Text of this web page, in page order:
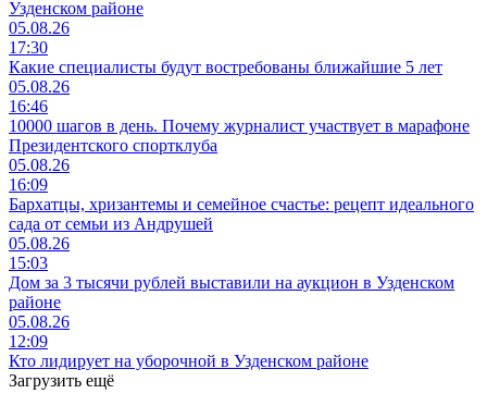
Узденском районе
05.08.26
17:30
Какие специалисты будут востребованы ближайшие 5 лет
05.08.26
16:46
10000 шагов в день. Почему журналист участвует в марафоне
Президентского спортклуба
05.08.26
16:09
Бархатцы, хризантемы и семейное счастье: рецепт идеального
сада от семьи из Андрушей
05.08.26
15:03
Дом за 3 тысячи рублей выставили на аукцион в Узденском
районе
05.08.26
12:09
Кто лидирует на уборочной в Узденском районе
Загрузить ещё